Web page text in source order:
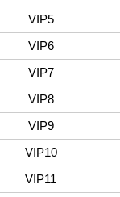
VIP5
VIP6
VIP7
VIP8
VIP9
VIP10
VIP11